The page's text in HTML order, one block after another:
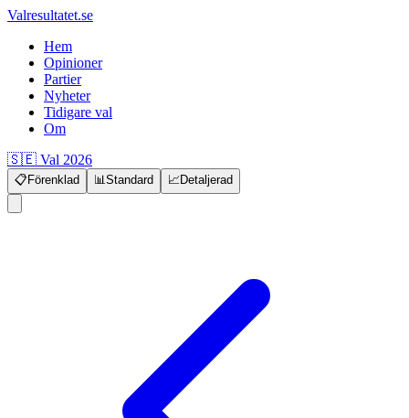
Valresultatet.se
Hem
Opinioner
Partier
Nyheter
Tidigare val
Om
🇸🇪 Val 2026
📋 Förenklad 📊Standard 📈Detaljerad